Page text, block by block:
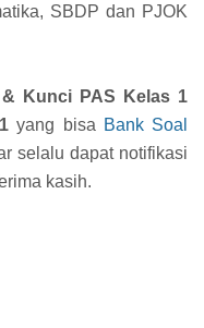
SBDP dan PJOK
Kunci PAS Kelas 1
yang bisa Bank Soal
selalu dapat notifikasi
kasih.